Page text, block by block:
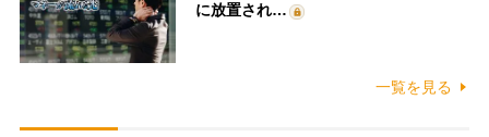
に放置され…
一覧を見る